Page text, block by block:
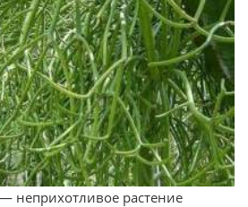
неприхотливое растение